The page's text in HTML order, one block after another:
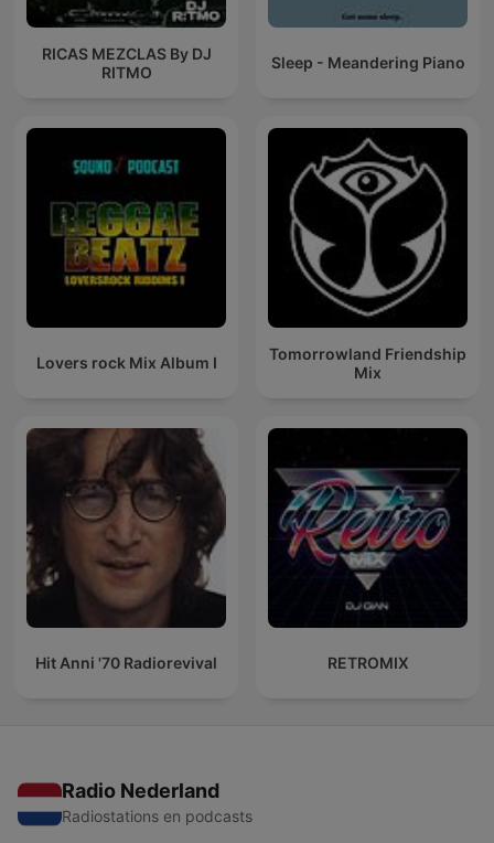
RICAS MEZCLAS By DJ
RITMO
Sleep - Meandering Piano
Lovers rock Mix Album I
Tomorrowland Friendship
Mix
Hit Anni '70 Radiorevival RETROMIX
Radio Nederland
Radiostations en podcasts